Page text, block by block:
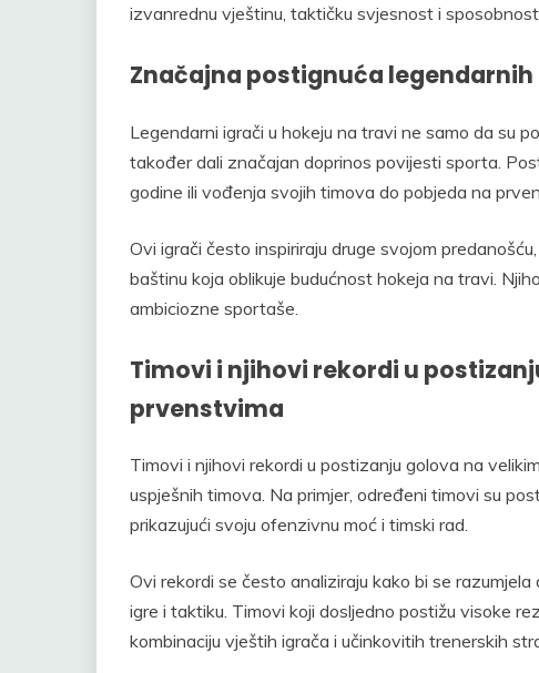
izvanrednu vještinu, taktičku svjesnost i
Značajna postignuća
Legendarni igrači u hokeju na travi ne samo da su
također dali značajan doprinos povijesti sporta.
godine ili vođenja svojih timova do pobjeda na
Ovi igrači često inspiriraju druge svojom
baštinu koja oblikuje budućnost hokeja na travi.
ambiciozne sportaše.
Timovi i njihovi rekordi u
prvenstvima
Timovi i njihovi rekordi u postizanju golova na
uspješnih timova. Na primjer, određeni timovi su
prikazujući svoju ofenzivnu moć i timski rad.
Ovi rekordi se često analiziraju kako bi se
igre i taktiku. Timovi koji dosljedno postižu visoke
kombinaciju vještih igrača i učinkovitih trenerskih